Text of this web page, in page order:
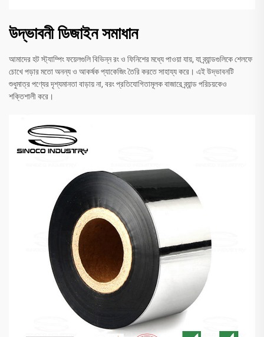
উদ্ভাবনী ডিজাইন সমাধান
আমাদের হট স্ট্যাম্পিং ফয়েলগুলি বিভিন্ন রং ও ফিনিশের মধ্যে পাওয়া যায়, যা ব্র্যান্ডগুলিকে শেলফে
চোখে পড়ার মতো অনন্য ও আকর্ষক প্যাকেজিং তৈরি করতে সাহায্য করে। এই উদ্ভাবনটি
শুধুমাত্র পণ্যের দৃশ্যমানতা বাড়ায় না, বরং প্রতিযোগিতামূলক বাজারে ব্র্যান্ড পরিচয়কেও
শক্তিশালী করে।